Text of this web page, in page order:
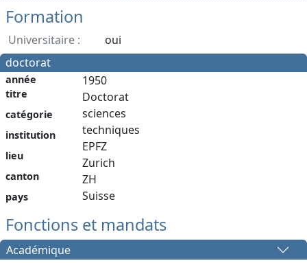
Formation
Universitaire :
oui
doctorat
année
titre
catégorie
institution
lieu
canton
pays
1950
Doctorat
sciences
techniques
EPFZ
Zurich
ZH
Suisse
Fonctions et mandats
Académique